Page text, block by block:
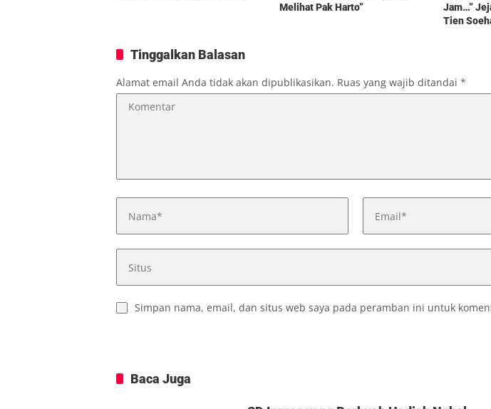
Melihat Pak Harto”
Jam…”
Tien
Tinggalkan Balasan
Alamat email Anda tidak akan dipublikasikan. Ruas yang wajib ditandai *
Simpan nama, email, dan situs web saya pada peramban ini untuk
Baca Juga